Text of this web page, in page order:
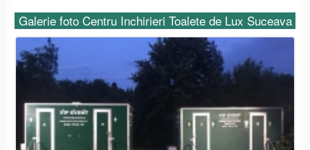
Galerie foto Centru Inchirieri Toalete de Lux Suceava